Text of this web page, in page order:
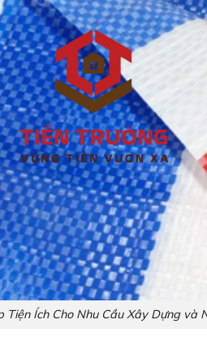
Tiện Ích Cho Nhu Cầu Xây Dựng